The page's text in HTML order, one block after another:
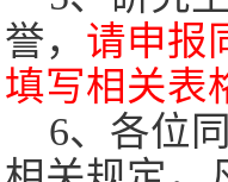
誉， 请申报
填写相关表
6、各位